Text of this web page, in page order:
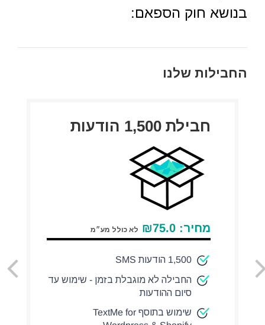
בנושא חוק הספאם:
החבילות שלנו
חבילת 1,500 הודעות
מחיר: ₪75.0 לא כולל מע״מ
1,500 הודעות SMS
החבילה לא מוגבלת בזמן - שימוש עד
סיום ההודעות
שימוש בתוסף TextMe for